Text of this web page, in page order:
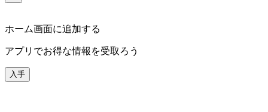
ホーム画面に追加する
アプリでお得な情報を受取ろう
入手